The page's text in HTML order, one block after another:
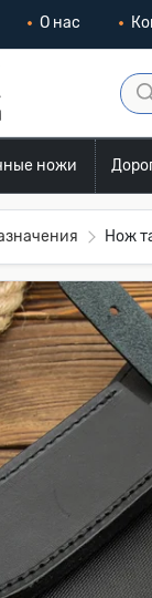
О нас
ножи
Нож